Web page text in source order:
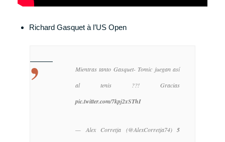
Richard Gasquet à l’US Open
Mientras tanto Gasquet- Tomic juegan así
al tenis ??! Gracias
pic.twitter.com/7kpj2xSThI
— Alex Corretja (@AlexCorretja74) 5